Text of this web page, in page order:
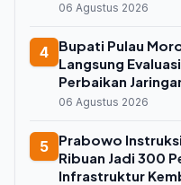
06 Agustus 2026
4
Bupati Pulau
Langsung
Perbaikan
06 Agustus 2026
5
Prabowo
Ribuan Jadi 300
Infrastruktur